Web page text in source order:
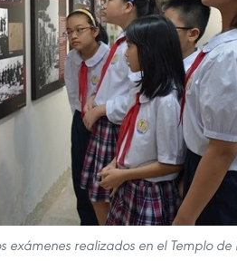
exámenes realizados en el Templo de